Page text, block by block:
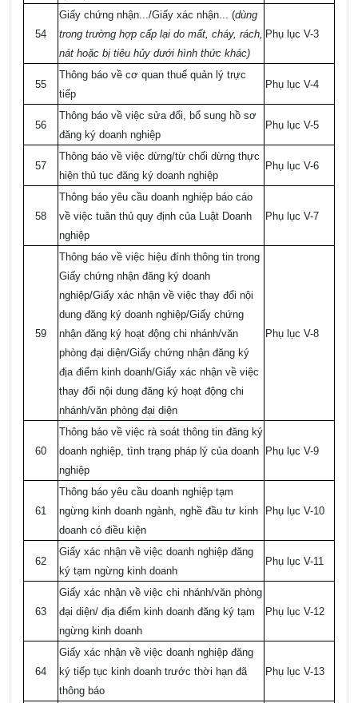
54
Giấy chứng nhận.../Giấy xác nhận... (dùng
trong trường hợp cấp lại do mất, cháy, rách,
nát hoặc bị tiêu hủy dưới hình thức khác)
Phụ lục V-3
55
Thông báo về cơ quan thuế quản lý trực
tiếp
Phụ lục V-4
56
Thông báo về việc sửa đổi, bổ sung hồ sơ
đăng ký doanh nghiệp
Phụ lục V-5
57
Thông báo về việc dừng/từ chối dừng thực
hiện thủ tục đăng ký doanh nghiệp
Phụ lục V-6
58
Thông báo yêu cầu doanh nghiệp báo cáo
về việc tuân thủ quy định của Luật Doanh
nghiệp
Phụ lục V-7
59
Thông báo về việc hiệu đính thông tin trong
Giấy chứng nhận đăng ký doanh
nghiệp/Giấy xác nhận về việc thay đổi nội
dung đăng ký doanh nghiệp/Giấy chứng
nhận đăng ký hoạt động chi nhánh/văn
phòng đại diện/Giấy chứng nhận đăng ký
địa điểm kinh doanh/Giấy xác nhận về việc
thay đổi nội dung đăng ký hoạt động chi
nhánh/văn phòng đại diện
Phụ lục V-8
60
Thông báo về việc rà soát thông tin đăng ký
doanh nghiệp, tình trạng pháp lý của doanh
nghiệp
Phụ lục V-9
61
Thông báo yêu cầu doanh nghiệp tạm
ngừng kinh doanh ngành, nghề đầu tư kinh
doanh có điều kiện
Phụ lục V-10
62
Giấy xác nhận về việc doanh nghiệp đăng
ký tạm ngừng kinh doanh
Phụ lục V-11
63
Giấy xác nhận về việc chi nhánh/văn phòng
đại diện/ địa điểm kinh doanh đăng ký tạm
ngừng kinh doanh
Phụ lục V-12
64
Giấy xác nhận về việc doanh nghiệp đăng
ký tiếp tục kinh doanh trước thời hạn đã
thông báo
Phụ lục V-13